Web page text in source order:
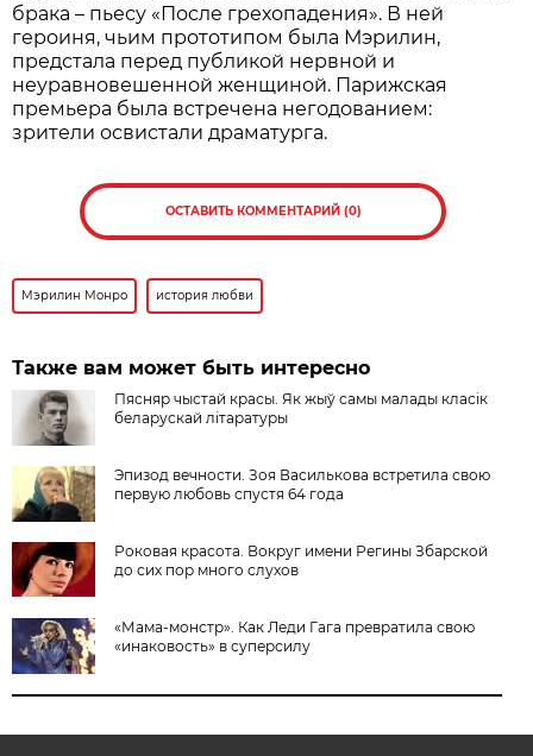
брака – пьесу «После грехопадения». В ней
героиня, чьим прототипом была Мэрилин,
предстала перед публикой нервной и
неуравновешенной женщиной. Парижская
премьера была встречена негодованием:
зрители освистали драматурга.
ОСТАВИТЬ КОММЕНТАРИЙ (0)
Мэрилин Монро история любви
Также вам может быть интересно
Пясняр чыстай красы. Як жыў самы малады класік
беларускай літаратуры
Эпизод вечности. Зоя Василькова встретила свою
первую любовь спустя 64 года
Роковая красота. Вокруг имени Регины Збарской
до сих пор много слухов
«Мама-монстр». Как Леди Гага превратила свою
«инаковость» в суперсилу